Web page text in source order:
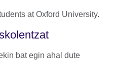
bat egin ahal dute